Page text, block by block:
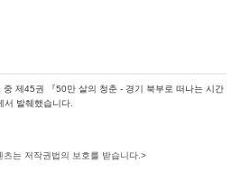
제45권 『50만 살의 청춘 - 경기 북부로 떠나는 시간
서 발췌했습니다.
츠는 저작권법의 보호를 받습니다.>